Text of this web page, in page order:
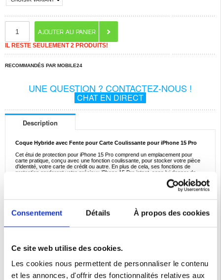
Consentement Détails À propos des cookies
Ce site web utilise des cookies.
Les cookies nous permettent de personnaliser le contenu
et les annonces, d'offrir des fonctionnalités relatives aux
IL RESTE SEULEMENT 2 PRODUITS!
RECOMMANDÉS PAR MOBILE24
UNE QUESTION ? CONTACTEZ-NOUS !
CHAT EN DIRECT
Description
Coque Hybride avec Fente pour Carte Coulissante pour iPhone 15 Pro
Cet étui de protection pour iPhone 15 Pro comprend un emplacement pour
carte pratique, conçu avec une fonction coulissante, pour stocker votre pièce
d'identité, votre carte de crédit ou autre. En plus de cela, ses fonctions de
protection garderont votre précieux iPhone 15 Pro intact, sans lui donner de
- Transportez votre pièce d'identité, carte de crédit ou autre à côté de votre
iPhone 15 Pro dans un emplacement caché
minimes
EAN: 5714122327031